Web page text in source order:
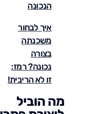
הנכונה
איך לבחור
משכנתה
בצורה
נכונה? רמז:
זו לא הריבית!
מה הוביל